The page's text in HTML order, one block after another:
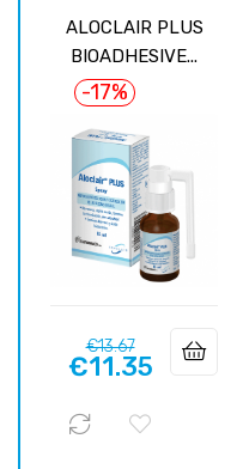
ALOCLAIR PLUS
BIOADHESIVE...
-17%
Regular
price
€13.67Price
€11.35